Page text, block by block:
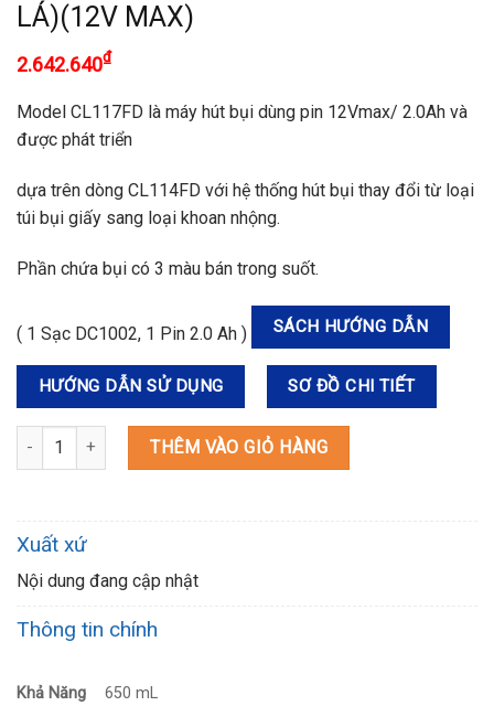
LÁ)(12V MAX)
2.642.640₫
Model CL117FD là máy hút bụi dùng pin 12Vmax/ 2.0Ah và
được phát triển
dựa trên dòng CL114FD với hệ thống hút bụi thay đổi từ loại
túi bụi giấy sang loại khoan nhộng.
Phần chứa bụi có 3 màu bán trong suốt.
( 1 Sạc DC1002, 1 Pin 2.0 Ah ) SÁCH HƯỚNG DẪN
HƯỚNG DẪN SỬ DỤNG SƠ ĐỒ CHI TIẾT
CL117FDX4 MÁY HÚT BỤI DÙNG PIN(KHOANG CHỨA BỤI MÀU
THÊM VÀO GIỎ HÀNG
Xuất xứ
Nội dung đang cập nhật
Thông tin chính
Khả Năng
650 mL